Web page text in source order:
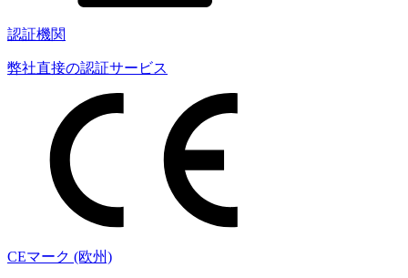
認証機関
弊社直接の認証サービス
CEマーク (欧州)